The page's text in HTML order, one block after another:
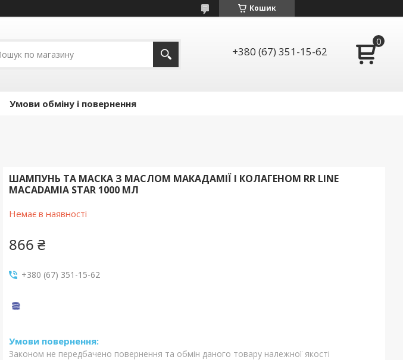
Кошик
+380 (67) 351-15-62
Умови обміну і повернення
ШАМПУНЬ ТА МАСКА З МАСЛОМ МАКАДАМІЇ І КОЛАГЕНОМ RR LINE
MACADAMIA STAR 1000 МЛ
Немає в наявності
866 ₴
+380 (67) 351-15-62
Законом не передбачено повернення та обмін даного товару належної якості